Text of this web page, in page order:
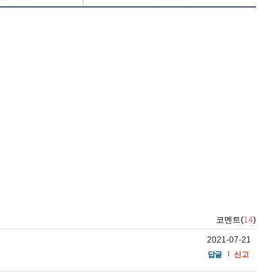
코멘트(14)
2021-07-21
답글 신고